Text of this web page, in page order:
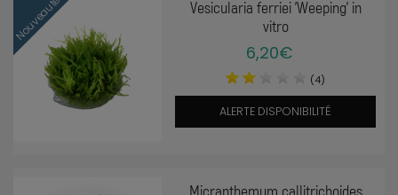
Nouveauté
Vesicularia ferriei 'Weeping' in
vitro
6,20€
(4)
ALERTE DISPONIBILITÉ
Micranthemum callitrichoides